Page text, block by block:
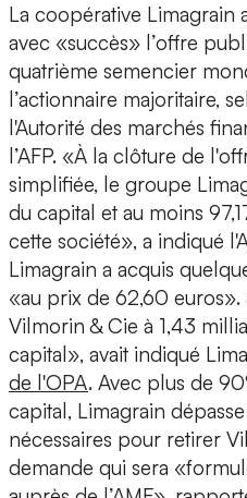
La coopérative Limagrain
avec «succès» l’offre
quatrième semencier
l’actionnaire majoritaire,
l'Autorité des marchés
l’AFP. «À la clôture de
simplifiée, le groupe
du capital et au moins
cette société», a indiqué
Limagrain a acquis
«au prix de 62,60
Vilmorin & Cie à 1,43
capital», avait indiqué
de l'OPA. Avec plus de
capital, Limagrain
nécessaires pour retirer
demande qui sera